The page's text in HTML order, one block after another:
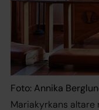
Foto: Annika
Mariakyrkans altare